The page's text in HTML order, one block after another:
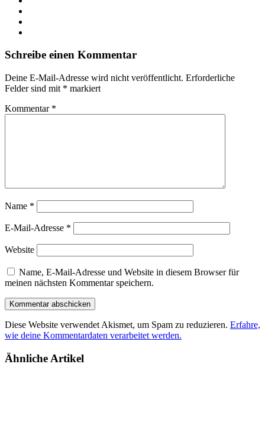
Schreibe einen Kommentar
Deine E-Mail-Adresse wird nicht veröffentlicht. Erforderliche
Felder sind mit * markiert
Kommentar *
Name *
E-Mail-Adresse *
Website
Name, E-Mail-Adresse und Website in diesem Browser für
meinen nächsten Kommentar speichern.
Diese Website verwendet Akismet, um Spam zu reduzieren. Erfahre,
wie deine Kommentardaten verarbeitet werden.
Ähnliche Artikel